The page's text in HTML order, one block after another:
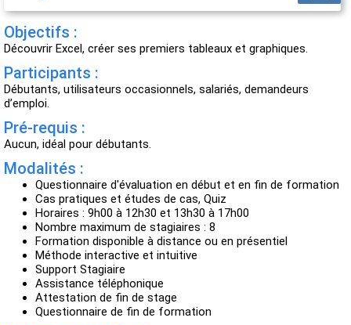
Objectifs :
Découvrir Excel, créer ses premiers tableaux et graphiques.
Participants :
Débutants, utilisateurs occasionnels, salariés, demandeurs
d’emploi.
Pré-requis :
Aucun, idéal pour débutants.
Modalités :
Questionnaire d'évaluation en début et en fin de formation
Cas pratiques et études de cas, Quiz
Horaires : 9h00 à 12h30 et 13h30 à 17h00
Nombre maximum de stagiaires : 8
Formation disponible à distance ou en présentiel
Méthode interactive et intuitive
Support Stagiaire
Assistance téléphonique
Attestation de fin de stage
Questionnaire de fin de formation